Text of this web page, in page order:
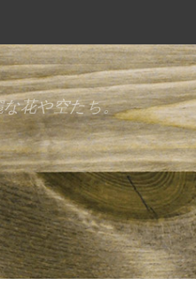
花や空たち。